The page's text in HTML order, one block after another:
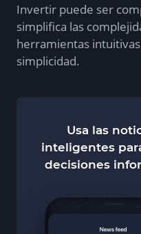
Invertir puede ser
simplifica las
herramientas
simplicidad.
Usa las
inteligentes
decisiones